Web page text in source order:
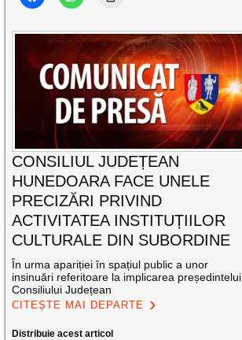
CONSILIUL JUDEȚEAN
HUNEDOARA FACE UNELE
PRECIZĂRI PRIVIND
ACTIVITATEA INSTITUȚIILOR
CULTURALE DIN SUBORDINE
În urma apariției în spațiul public a unor
insinuări referitoare la implicarea președintelui
Consiliului Județean
CITEȘTE MAI DEPARTE
Distribuie acest articol